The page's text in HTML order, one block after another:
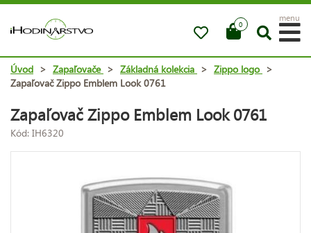
0
menu
Úvod > Zapaľovače > Základná kolekcia > Zippo logo >
Zapaľovač Zippo Emblem Look 0761
Zapaľovač Zippo Emblem Look 0761
Kód: IH6320